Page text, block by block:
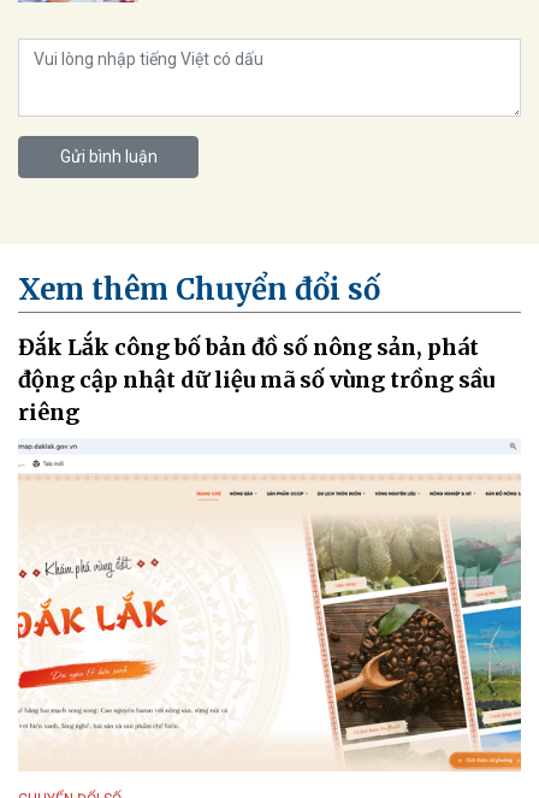
Gửi bình luận
Xem thêm Chuyển đổi số
Đắk Lắk công bố bản đồ số nông sản, phát
động cập nhật dữ liệu mã số vùng trồng sầu
riêng